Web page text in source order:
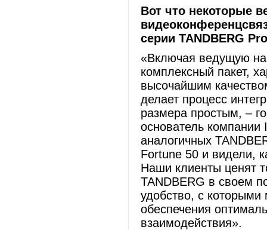
Вот что некоторые
серии TANDBERG
«Включая ведущую на
комплексный пакет,
высочайшим
делает процесс
размера простым, –
основатель
аналогичных
Fortune 50 и видели,
Наши клиенты ценят
TANDBERG в своем
удобство, с
обеспечения
взаимодействия».